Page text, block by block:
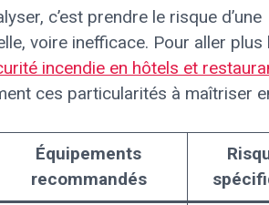
c’est prendre le risque d’une
voire inefficace. Pour aller plus
incendie en hôtels et
ces particularités à maîtriser
Équipements
recommandés